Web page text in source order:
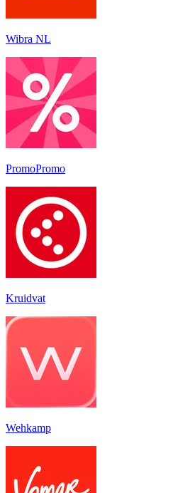
Wibra NL
PromoPromo
Kruidvat
Wehkamp